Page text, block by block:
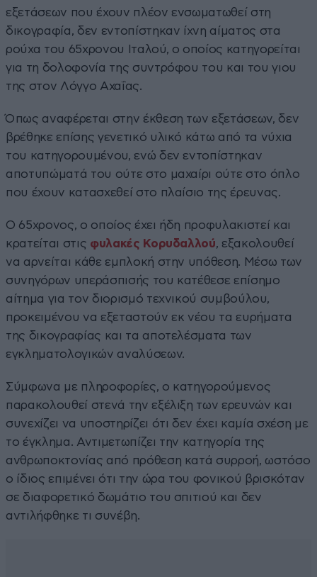
εξετάσεων που έχουν πλέον ενσωματωθεί στη
δικογραφία, δεν εντοπίστηκαν ίχνη αίματος στα
ρούχα του 65χρονου Ιταλού, ο οποίος κατηγορείται
για τη δολοφονία της συντρόφου του και του γιου
της στον Λόγγο Αχαΐας.
Όπως αναφέρεται στην έκθεση των εξετάσεων, δεν
βρέθηκε επίσης γενετικό υλικό κάτω από τα νύχια
του κατηγορουμένου, ενώ δεν εντοπίστηκαν
αποτυπώματά του ούτε στο μαχαίρι ούτε στο όπλο
που έχουν κατασχεθεί στο πλαίσιο της έρευνας.
Ο 65χρονος, ο οποίος έχει ήδη προφυλακιστεί και
κρατείται στις φυλακές Κορυδαλλού, εξακολουθεί
να αρνείται κάθε εμπλοκή στην υπόθεση. Μέσω των
συνηγόρων υπεράσπισής του κατέθεσε επίσημο
αίτημα για τον διορισμό τεχνικού συμβούλου,
προκειμένου να εξεταστούν εκ νέου τα ευρήματα
της δικογραφίας και τα αποτελέσματα των
εγκληματολογικών αναλύσεων.
Σύμφωνα με πληροφορίες, ο κατηγορούμενος
παρακολουθεί στενά την εξέλιξη των ερευνών και
συνεχίζει να υποστηρίζει ότι δεν έχει καμία σχέση με
το έγκλημα. Αντιμετωπίζει την κατηγορία της
ανθρωποκτονίας από πρόθεση κατά συρροή, ωστόσο
ο ίδιος επιμένει ότι την ώρα του φονικού βρισκόταν
σε διαφορετικό δωμάτιο του σπιτιού και δεν
αντιλήφθηκε τι συνέβη.